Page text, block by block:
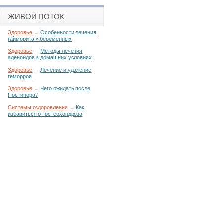
ЖИВОЙ ПОТОК
Здоровье →Особенности лечения
гайморита у беременных
Здоровье → Методы лечения
аденоидов в домашних условиях
Здоровье → Лечение и удаление
геморроя
Здоровье →Чего ожидать после
Постинора?
Системы оздоровления → Как
избавиться от остеохондроза